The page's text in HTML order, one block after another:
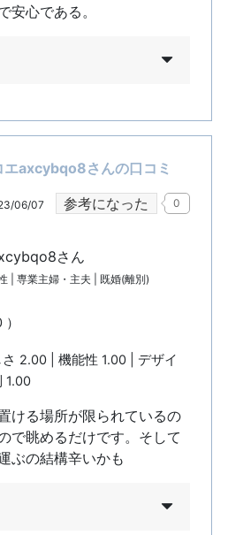
安心である。
エaxcybqo8さんの口コミ
06/07 参考になった 0
さん
| 専業主婦・主夫 | 既婚(離別)
2.00 | 機能性 1.00 | デザイ
1.00
ける場所が限られているの
で眺めるだけです。そして
ぶの結構辛いかも